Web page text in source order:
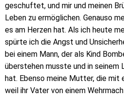
geschuftet, und mir und meinen
Leben zu ermöglichen. Genauso
es am Herzen hat. Als ich heute
spürte ich die Angst und
bei einem Mann, der als Kind
überstehen musste und in seinem
hat. Ebenso meine Mutter, die mit
weil ihr Vater von einem